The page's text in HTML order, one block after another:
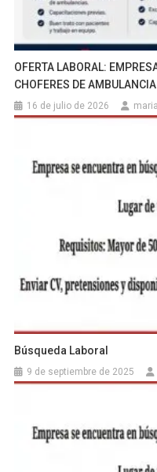
OFERTA LABORAL:
CHOFERES DE AMBULANCIA
16 de julio de 2026
Búsqueda Laboral
9 de septiembre de 2025